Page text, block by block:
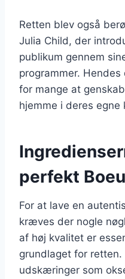
Retten blev også
Julia Child, der
publikum gennem
programmer.
for mange at
hjemme i deres egne
perfekt
For at lave en
kræves der nogle
af høj kvalitet er
grundlaget for
udskæringer som